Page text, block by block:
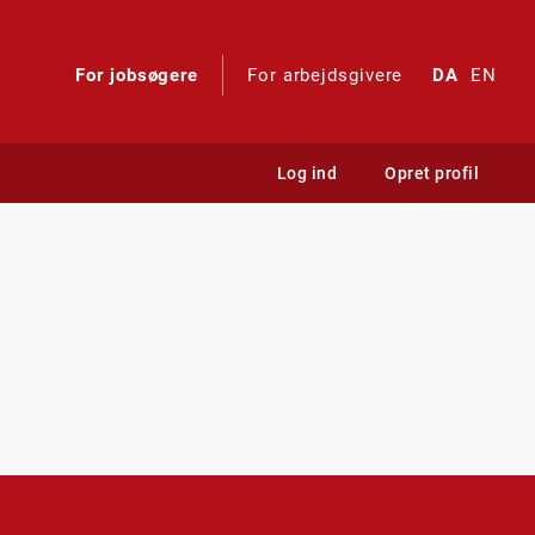
For jobsøgere For arbejdsgivere DA EN
Log ind Opret profil